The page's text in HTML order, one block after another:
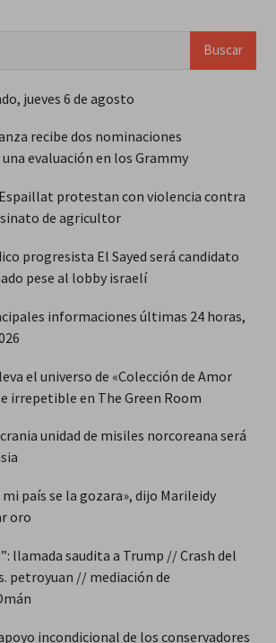
jueves 6 de agosto
recibe dos nominaciones
evaluación en los Grammy
protestan con violencia contra
de agricultor
progresista El Sayed será candidato
pese al lobby israelí
informaciones últimas 24 horas,
el universo de «Colección de Amor
irrepetible en The Green Room
unidad de misiles norcoreana será
mi país se la gozara», dijo Marileidy
oro
llamada saudita a Trump // Crash del
petroyuan // mediación de
incondicional de los conservadores